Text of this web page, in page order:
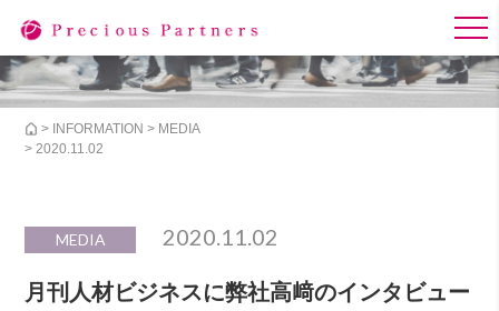
> INFORMATION > MEDIA
> 2020.11.02
MEDIA 2020.11.02
月刊人材ビジネスに弊社高﨑のインタビュー